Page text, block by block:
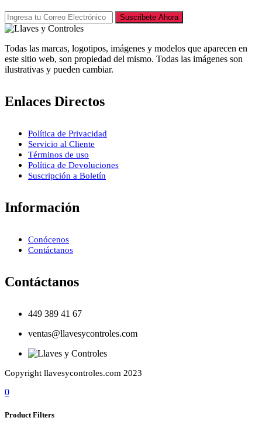
Suscribete Ahora
Todas las marcas, logotipos, imágenes y modelos que aparecen en
este sitio web, son propiedad del mismo. Todas las imágenes son
ilustrativas y pueden cambiar.
Enlaces Directos
Política de Privacidad
Servicio al Cliente
Términos de uso
Política de Devoluciones
Suscripción a Boletín
Información
Conócenos
Contáctanos
Contáctanos
449 389 41 67
ventas@llavesycontroles.com
Copyright llavesycontroles.com 2023
0
Product Filters